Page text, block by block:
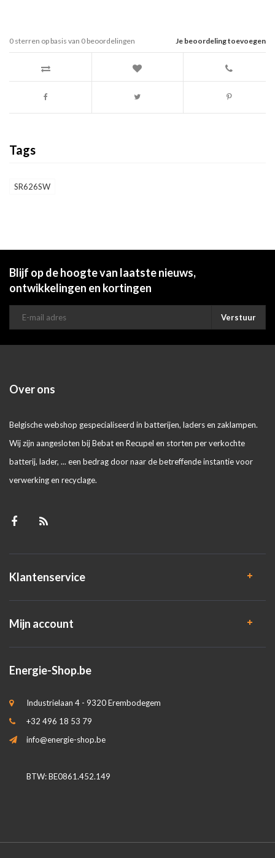
Je beoordeling toevoegen
0 sterren op basis van 0 beoordelingen
Tags
SR626SW
Blijf op de hoogte van laatste nieuws,
ontwikkelingen en kortingen
Verstuur
Over ons
Belgische webshop gespecialiseerd in batterijen, laders en zaklampen.
Wij zijn aangesloten bij Bebat en Recupel en storten per verkochte
batterij, lader, ... een bedrag door naar de betreffende instantie voor
verwerking en recyclage.
Klantenservice
Mijn account
Energie-Shop.be
Industrielaan 4 - 9320 Erembodegem
+32 496 18 53 79
info@energie-shop.be
BTW: BE0861.452.149